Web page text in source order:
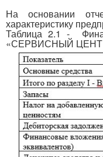
На основании
характеристику
Таблица 2.1 -
«СЕРВИСНЫЙ ЦЕНТР-